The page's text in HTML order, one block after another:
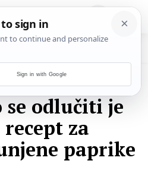
se odlučiti je
za
paprike
Sign in with Google